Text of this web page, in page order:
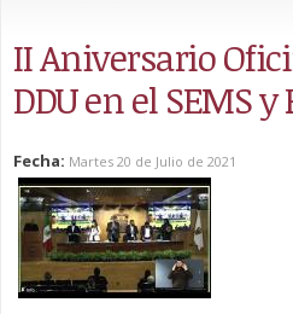
II Aniversario
DDU en el SEMS y
Fecha: Martes 20 de Julio de 2021